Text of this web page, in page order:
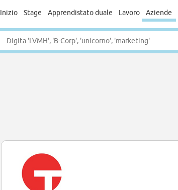
Inizio Stage Apprendistato duale Lavoro Aziende